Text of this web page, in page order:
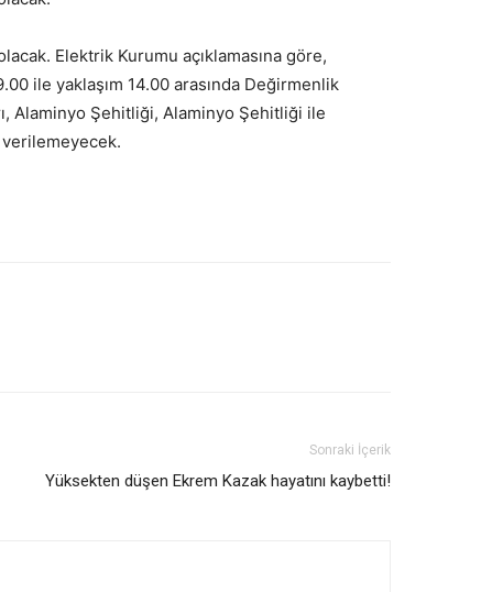
Elektrik Kurumu açıklamasına göre,
ile yaklaşım 14.00 arasında Değirmenlik
Alaminyo Şehitliği, Alaminyo Şehitliği ile
verilemeyecek.
Sonraki İçerik
Yüksekten düşen Ekrem Kazak hayatını kaybetti!